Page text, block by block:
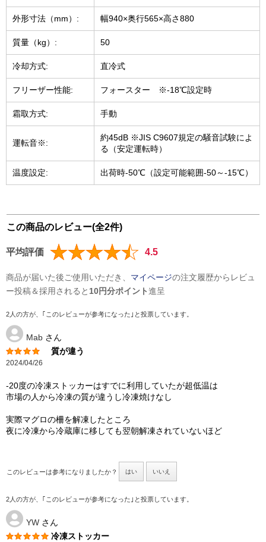
外形寸法（mm）: 幅940×奥行565×高さ880
質量（kg）: 50
冷却方式: 直冷式
フリーザー性能: フォースター ※-18℃設定時
霜取方式: 手動
運転音※:
約45dB ※JIS C9607規定の騒音試験によ
る（安定運転時）
温度設定: 出荷時-50℃（設定可能範囲-50～-15℃）
この商品のレビュー(全2件)
平均評価 4.5
商品が届いた後ご使用いただき、 マイページの注文履歴からレビュ
ー投稿＆採用されると 10円分ポイント進呈
2人の方が、｢このレビューが参考になった｣と投票しています。
Mab さん
質が違う
2024/04/26
-20度の冷凍ストッカーはすでに利用していたが超低温は
市場の人から冷凍の質が違うし冷凍焼けなし
実際マグロの柵を解凍したところ
夜に冷凍から冷蔵庫に移しても翌朝解凍されていないほど
このレビューは参考になりましたか？ はい いいえ
2人の方が、｢このレビューが参考になった｣と投票しています。
YW さん
冷凍ストッカー